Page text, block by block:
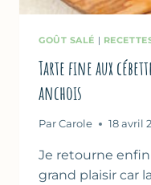
GOÛT SALÉ |
Tarte fine aux
anchois
Par Carole 18 avril
Je retourne
grand plaisir car